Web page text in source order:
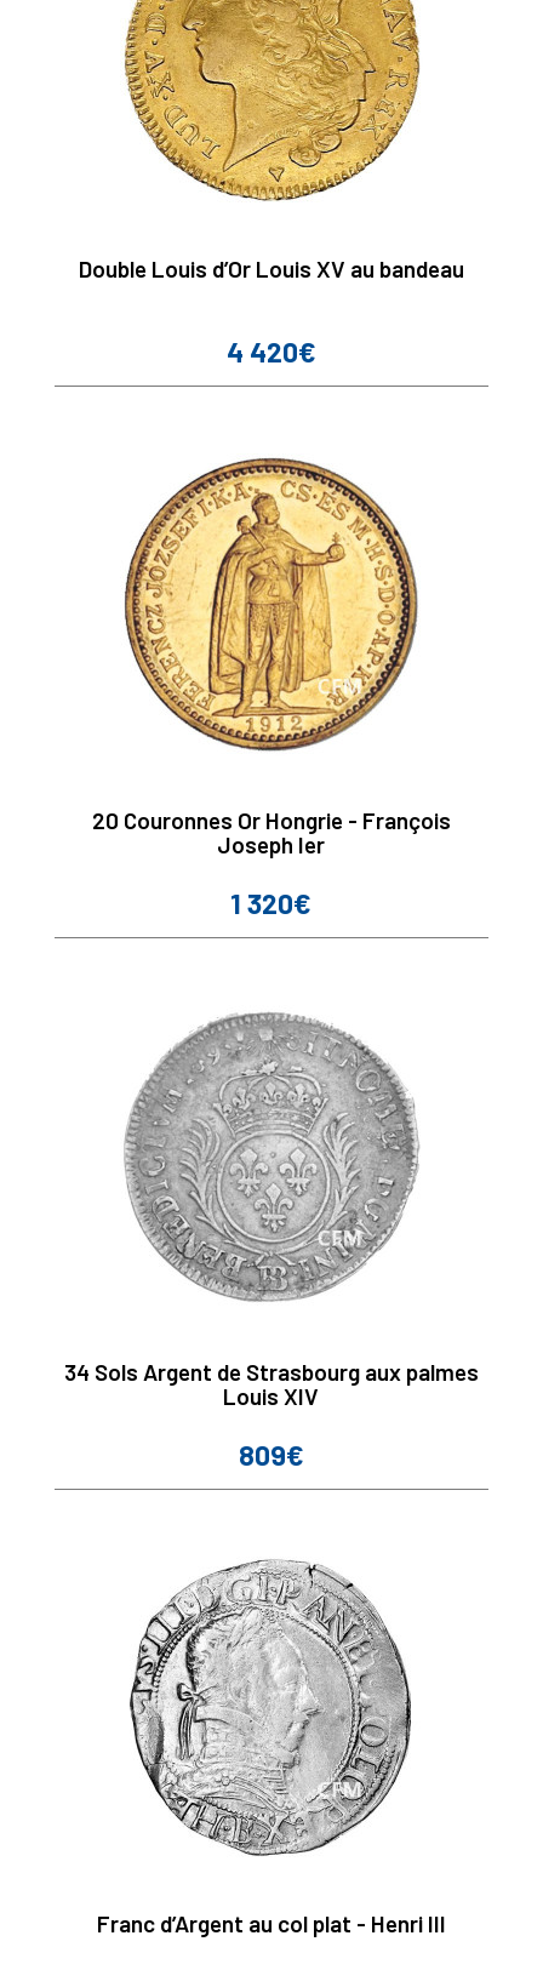
Double Louis d’Or Louis XV au bandeau
Prix
4 420€
20 Couronnes Or Hongrie - François
Joseph Ier
Prix
1 320€
34 Sols Argent de Strasbourg aux palmes
Louis XIV
Prix
809€
Franc d’Argent au col plat - Henri III